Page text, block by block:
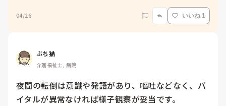
04/26 いいね 1
ぶち猫
介護福祉士, 病院
夜間の転倒は意識や発語があり、嘔吐などなく、バ
イタルが異常なければ様子観察が妥当です。